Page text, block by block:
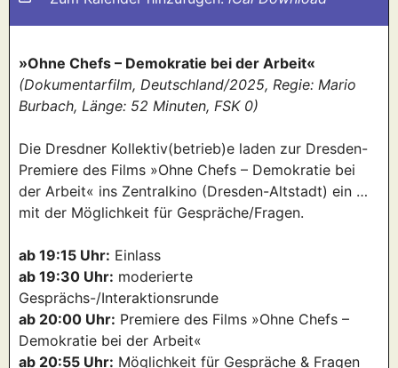
»Ohne Chefs – Demokratie bei der Arbeit«
(Dokumentarfilm, Deutschland/2025, Regie: Mario
Burbach, Länge: 52 Minuten, FSK 0)
Die Dresdner Kollektiv(betrieb)e laden zur Dresden-
Premiere des Films »Ohne Chefs – Demokratie bei
der Arbeit« ins Zentralkino (Dresden-Altstadt) ein …
mit der Möglichkeit für Gespräche/Fragen.
ab 19:15 Uhr: Einlass
ab 19:30 Uhr: moderierte
Gesprächs-/Interaktionsrunde
ab 20:00 Uhr: Premiere des Films »Ohne Chefs –
Demokratie bei der Arbeit«
ab 20:55 Uhr: Möglichkeit für Gespräche & Fragen